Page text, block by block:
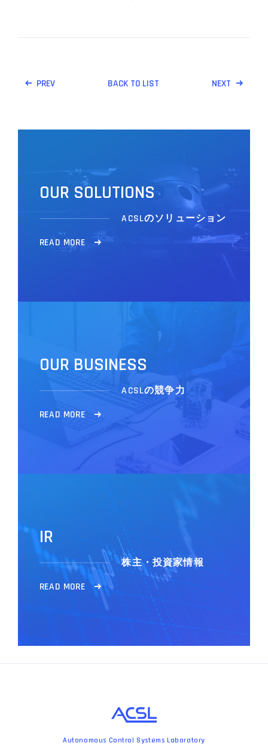
PREV BACK TO LIST NEXT
OUR SOLUTIONS
ACSLのソリューション
READ MORE
OUR BUSINESS
ACSLの競争力
READ MORE
IR
株主・投資家情報
READ MORE
Autonomous Control Systems Laboratory